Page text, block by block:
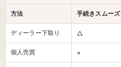
方法 手続きスムーズ
ディーラー下取り △
個人売買 ×